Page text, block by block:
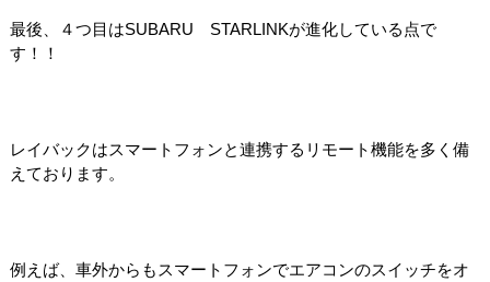
最後、４つ目はSUBARU STARLINKが進化している点で
す！！
レイバックはスマートフォンと連携するリモート機能を多く備
えております。
例えば、車外からもスマートフォンでエアコンのスイッチをオ